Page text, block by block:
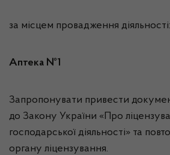
за місцем провадження діяльності:
Аптека №1
Запропонувати привести
до Закону України «Про
господарської діяльності» та
органу ліцензування.